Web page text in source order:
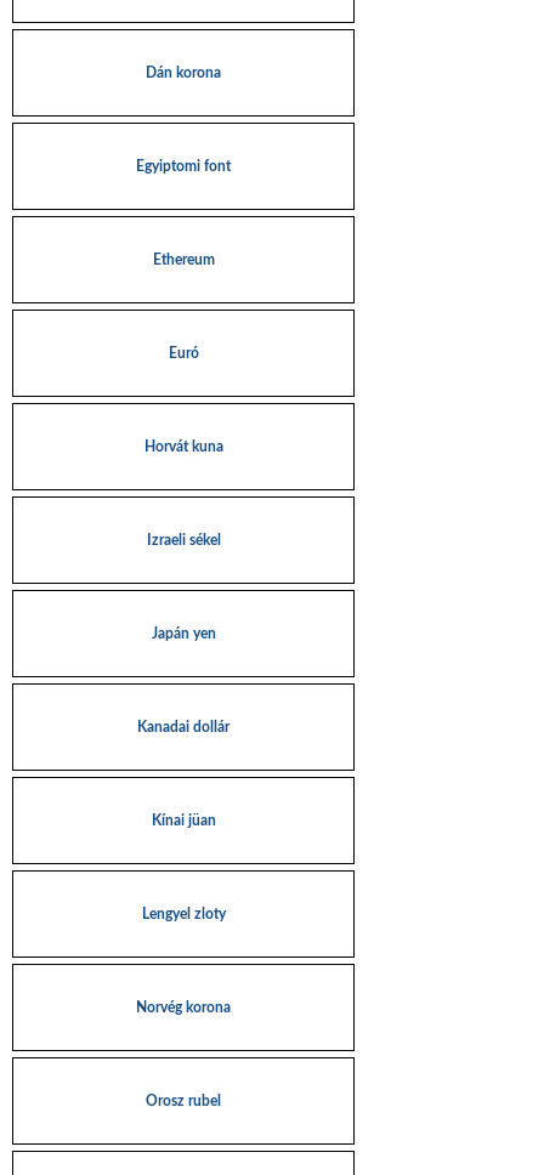
Dán korona
Egyiptomi font
Ethereum
Euró
Horvát kuna
Izraeli sékel
Japán yen
Kanadai dollár
Kínai jüan
Lengyel zloty
Norvég korona
Orosz rubel